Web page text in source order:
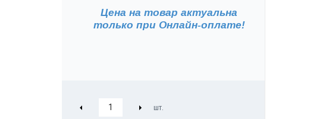
Цена на товар актуальна
только при Онлайн-оплате!